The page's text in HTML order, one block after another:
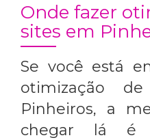
Onde fazer
sites em
Se você está
otimização
Pinheiros, a
chegar lá é